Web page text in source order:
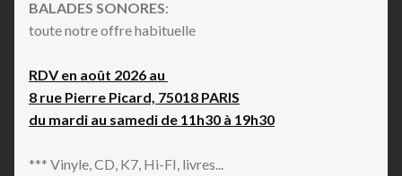
BALADES SONORES:
toute notre offre habituelle
RDV en août 2026 au
8 rue Pierre Picard, 75018 PARIS
du mardi au samedi de 11h30 à 19h30
*** Vinyle, CD, K7, Hi-FI, livres...